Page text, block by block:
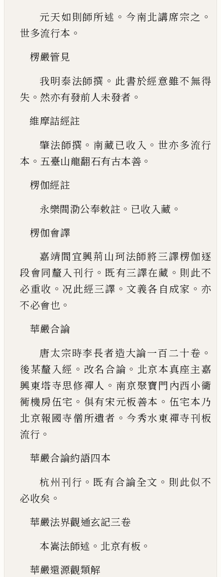
元天如則師所述 。 今南北講席宗之 。
世多流行本 。
楞嚴管見
我明泰法師撰 。 此書於經意雖不無得
失 。 然亦有發前人未發者 。
維摩詰經註
肇法師撰 。 南藏已收入 。 世亦多流行
本 。 五臺山龍翻石有古本善 。
楞伽經註
永樂間泐公奉敕註 。 已收入藏 。
楞伽會譯
嘉靖間宜興荊山珂法師將三譯楞伽逐
段會同釐入刊行 。 既有三譯在藏 。 則此不
必重收 。 况此經三譯 。 文義各自成家 。 亦
不必會也 。
華嚴合論
唐太宗時李長者造大論一百二十卷 。
後某釐入經 。 改名合論 。 北京本真座主嘉
興東塔寺思修禪人 。 南京聚寶門內西小衚
衕機房伍宅 。 俱有宋元板善本 。 伍宅本乃
北京報國寺僧所遺者 。 今秀水東禪寺刊板
流行 。
華嚴合論約語四本
杭州刊行 。 既有合論全文 。 則此似不
必收矣 。
華嚴法界觀通玄記三卷
本嵩法師述 。 北京有板 。
華嚴還源觀類解